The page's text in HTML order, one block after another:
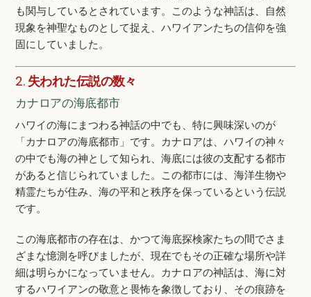
も関与しているとされています。このような神話は、自然
現象を神聖なものとして捉え、ハワイアンたちの信仰を強
固にしていました。
2. 失われた伝説の数々
カナロアの海底都市
ハワイの海にまつわる神話の中でも、特に興味深いのが
「カナロアの海底都市」です。カナロアは、ハワイの神々
の中でも海の神として知られ、海底には彼の支配する都市
があると信じられていました。この都市には、海洋生物や
精霊たちが住み、海の平和と秩序を保っているという伝説
です。
この海底都市の存在は、かつて海底探検家たちの間でさま
ざまな憶測を呼びましたが、現在でもその正確な場所や詳
細は明らかになっていません。カナロアの神話は、海に対
するハワイアンの敬意と畏怖を象徴しており、その痕跡を